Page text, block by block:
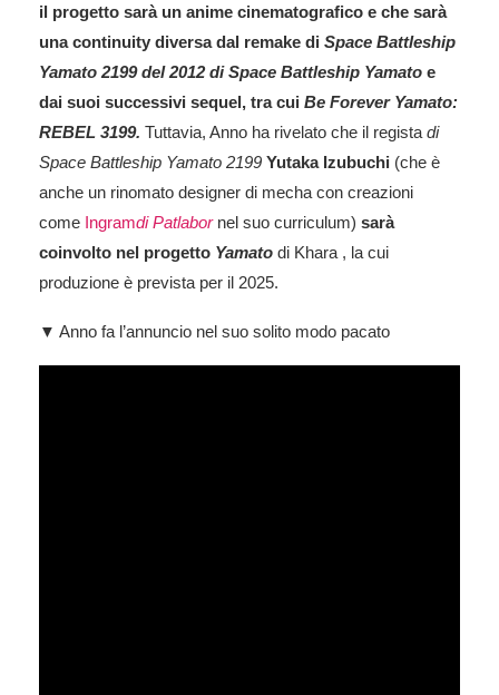
il progetto sarà un anime cinematografico e che sarà
una continuity diversa dal remake di Space Battleship
Yamato 2199 del 2012 diSpace Battleship Yamato e
dai suoi successivi sequel, tra cui Be Forever Yamato:
REBEL 3199. Tuttavia, Anno ha rivelato che il regista di
Space Battleship Yamato 2199 Yutaka Izubuchi (che è
anche un rinomato designer di mecha con creazioni
come Ingramdi Patlabornel suo curriculum) sarà
coinvolto nel progetto Yamato di Khara , la cui
produzione è prevista per il 2025.
▼ Anno fa l’annuncio nel suo solito modo pacato